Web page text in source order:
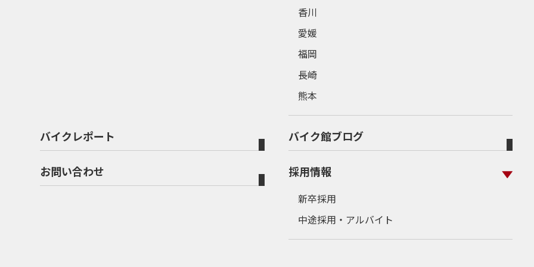
香川
愛媛
福岡
長崎
熊本
バイクレポート バイク館ブログ
お問い合わせ 採用情報
新卒採用
中途採用・アルバイト